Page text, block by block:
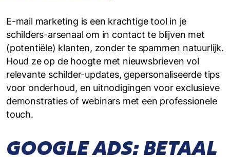
E-mail marketing is een krachtige tool in je
schilders-arsenaal om in contact te blijven met
(potentiële) klanten, zonder te spammen natuurlijk.
Houd ze op de hoogte met nieuwsbrieven vol
relevante schilder-updates, gepersonaliseerde tips
voor onderhoud, en uitnodigingen voor exclusieve
demonstraties of webinars met een professionele
touch.
GOOGLE ADS: BETAAL